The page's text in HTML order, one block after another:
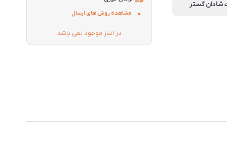
مشاهده روش های ارسال
در انبار موجود نمی باشد